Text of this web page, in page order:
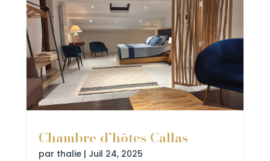
Chambre d’hôtes Callas
par thalie| Juil 24, 2025